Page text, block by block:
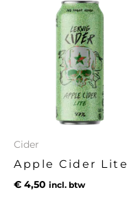
Cider
Apple Cider Lite
€ 4,50 incl. btw